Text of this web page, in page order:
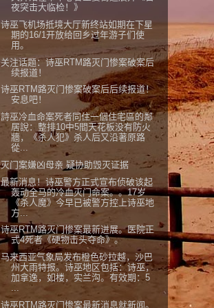
夜突击大临检！》
诗巫飞机场抵境大厅新终站如期在下星
期的16/1开放给回乡过年游子们使
用。
关注话题：诗巫RTM路灭门惨案破案后
续报道！
诗巫RTM路灭门惨案破案后后续报道！
安息吧！
詩巫冷血命案死者同住一個住宅區的鄰
居說：整排10中5間天花板没有防火
牆，《杀人犯》杀人后又沿著原路
從...
灭门案嫌凶母亲 疑协助毁灭证据
最新消息！诗巫警方正式宣布侦破该起
轰动全马的冷血灭门命案。。17岁
《杀人魔》今早已被警方控上诗巫地
方...
诗巫RTM路灭门惨案最新进展。医院正
式4死者《硬物击头夺命》。
马来西亚气象局发布橙色砂拉越，沙巴
州大雨特报。诗巫地区包括：诗巫，
加拿逸，如楼，实兰沟。有效期：5
...
诗巫RTM路灭门惨案最新消息就新闻。